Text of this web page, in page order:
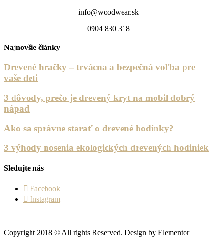
info@woodwear.sk
0904 830 318
Najnovšie články
Drevené hračky – trvácna a bezpečná voľba pre
vaše deti
3 dôvody, prečo je drevený kryt na mobil dobrý
nápad
Ako sa správne starať o drevené hodinky?
3 výhody nosenia ekologických drevených hodiniek
Sledujte nás
Facebook
Instagram
Copyright 2018 © All rights Reserved. Design by Elementor